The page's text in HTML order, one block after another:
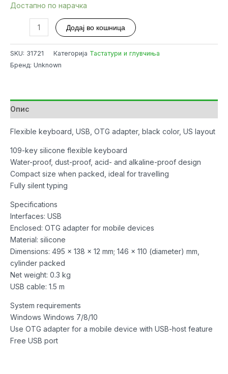
Достапно по нарачка
Keyboard
Flexible
Full
KB-
Adapter
Black
количина
Додај во кошница
SKU: 31721 Категорија Тастатури и глувчиња
Бренд: Unknown
Опис
Flexible keyboard, USB, OTG adapter, black color, US layout
109-key silicone flexible keyboard
Water-proof, dust-proof, acid- and alkaline-proof design
Compact size when packed, ideal for travelling
Fully silent typing
Specifications
Interfaces: USB
Enclosed: OTG adapter for mobile devices
Material: silicone
Dimensions: 495 x 138 x 12 mm; 146 x 110 (diameter) mm,
cylinder packed
Net weight: 0.3 kg
USB cable: 1.5 m
System requirements
Windows Windows 7/8/10
Use OTG adapter for a mobile device with USB-host feature
Free USB port